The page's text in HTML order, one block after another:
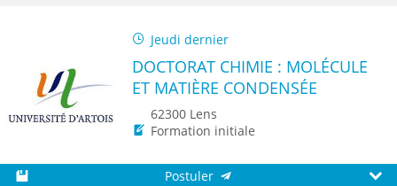
Jeudi dernier
DOCTORAT CHIMIE : MOLÉCULE
ET MATIÈRE CONDENSÉE
62300 Lens
Formation initiale
Postuler